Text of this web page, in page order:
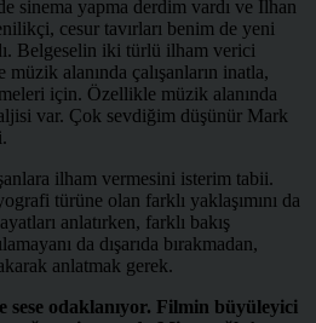
sinema yapma derdim vardı ve İlhan
cesur tavırları benim de yeni
Belgeselin iki türlü ilham verici
alanında çalışanların inatla,
için. Özellikle müzik alanında
var. Çok sevdiğim düşünür Mark
ilham vermesini isterim tabii.
türüne olan farklı yaklaşımını da
anlatırken, farklı bakış
da dışarıda bırakmadan,
anlatmak gerek.
sese odaklanıyor. Filmin büyüleyici